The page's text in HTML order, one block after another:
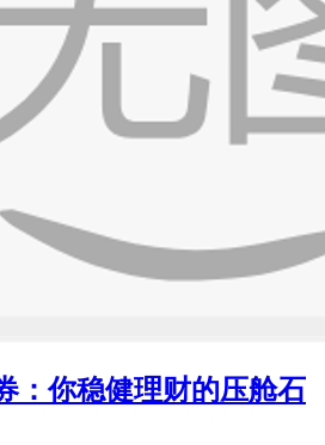
：你稳健理财的压舱石